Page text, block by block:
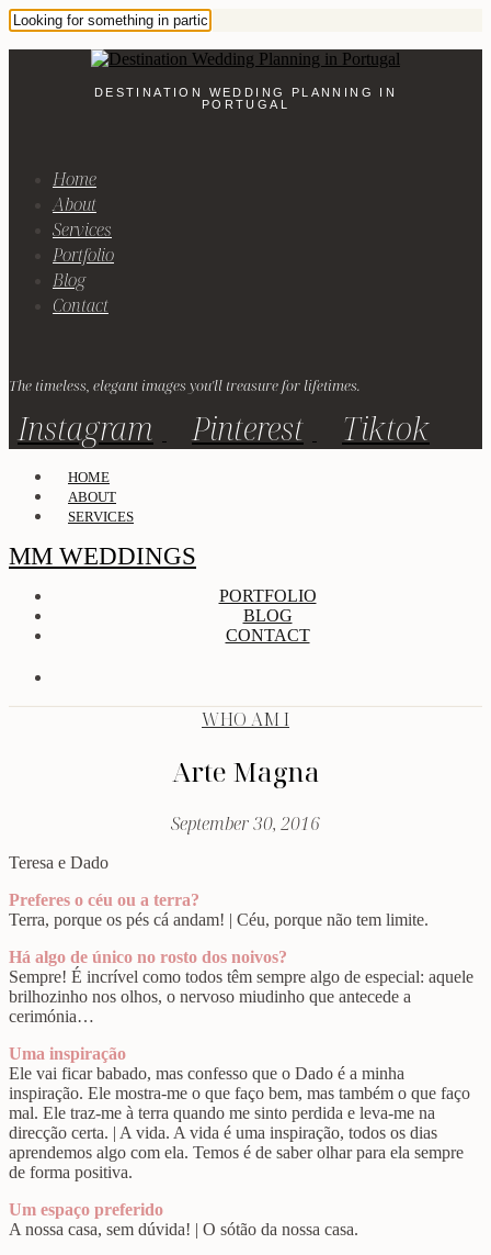
DESTINATION WEDDING PLANNING IN
PORTUGAL
Home
About
Services
Portfolio
Blog
Contact
The timeless, elegant images you'll treasure for lifetimes.
Instagram Pinterest Tiktok
HOME
ABOUT
SERVICES
MM WEDDINGS
PORTFOLIO
BLOG
CONTACT
WHO AM I
Arte Magna
September 30, 2016
Teresa e Dado
Preferes o céu ou a terra?
Terra, porque os pés cá andam! | Céu, porque não tem limite.
Há algo de único no rosto dos noivos?
Sempre! É incrível como todos têm sempre algo de especial: aquele
brilhozinho nos olhos, o nervoso miudinho que antecede a
cerimónia…
Uma inspiração
Ele vai ficar babado, mas confesso que o Dado é a minha
inspiração. Ele mostra-me o que faço bem, mas também o que faço
mal. Ele traz-me à terra quando me sinto perdida e leva-me na
direcção certa. | A vida. A vida é uma inspiração, todos os dias
aprendemos algo com ela. Temos é de saber olhar para ela sempre
de forma positiva.
Um espaço preferido
A nossa casa, sem dúvida! | O sótão da nossa casa.